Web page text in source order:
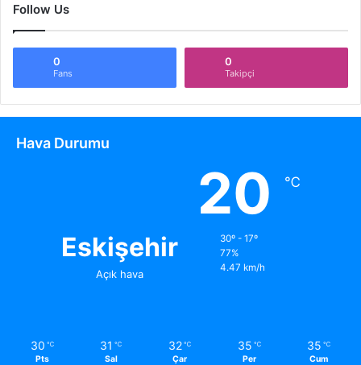
Follow Us
0
Fans
0
Takipçi
Hava Durumu
Eskişehir
Açık hava
20 ℃
30º - 17º
77%
4.47 km/h
30 ℃
Pts
31 ℃
Sal
32 ℃
Çar
35 ℃
Per
35 ℃
Cum